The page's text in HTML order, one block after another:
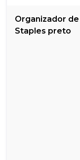
Organizador
Staples preto